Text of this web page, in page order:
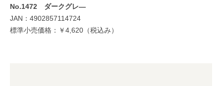
No.1472 ダークグレ―
JAN：4902857114724
標準小売価格：￥4,620（税込み）